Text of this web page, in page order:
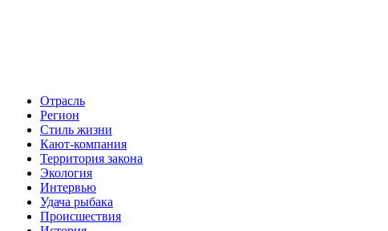
Отрасль
Регион
Стиль жизни
Кают-компания
Территория закона
Экология
Интервью
Удача рыбака
Происшествия